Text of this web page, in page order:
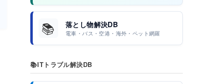
📚 落とし物解決DB
電車・バス・空港・海外・ペット網羅
📚ITトラブル解決DB